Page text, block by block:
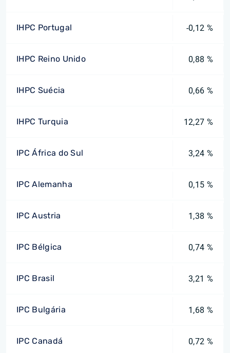
IHPC Portugal -0,12 %
IHPC Reino Unido 0,88 %
IHPC Suécia 0,66 %
IHPC Turquia 12,27 %
IPC África do Sul 3,24 %
IPC Alemanha 0,15 %
IPC Austria 1,38 %
IPC Bélgica 0,74 %
IPC Brasil 3,21 %
IPC Bulgária 1,68 %
IPC Canadá 0,72 %